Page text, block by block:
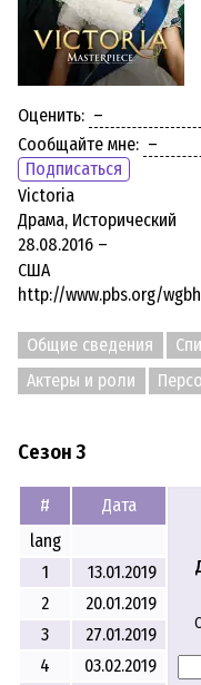
Оценить:
Сообщайте мне:
Подписаться
Victoria
Драма, Исторический
28.08.2016 –
США
http://www.pbs.org/
Общие сведения
Актеры и роли
Сезон 3
# Дата
lang
1
13.01.2019
2
20.01.2019
3
27.01.2019
4
03.02.2019